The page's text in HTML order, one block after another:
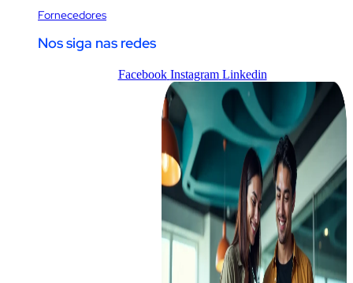
Fornecedores
Nos siga nas redes
Facebook Instagram Linkedin